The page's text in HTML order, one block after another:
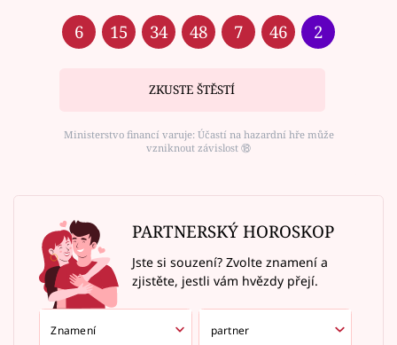
6 15 34 48 7 46 2
ZKUSTE ŠTĚSTÍ
Ministerstvo financí varuje: Účastí na hazardní hře může
vzniknout závislost ⑱
PARTNERSKÝ HOROSKOP
Jste si souzení? Zvolte znamení a
zjistěte, jestli vám hvězdy přejí.